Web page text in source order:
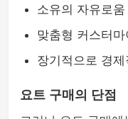
소유의 자유로움
맞춤형 커스터
장기적으로 경
요트 구매의 단점